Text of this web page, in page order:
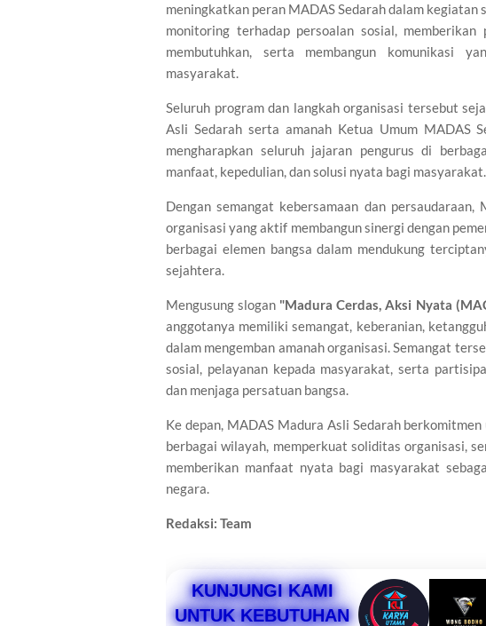
meningkatkan peran MADAS Sedarah dalam
monitoring terhadap persoalan sosial, memberikan
membutuhkan, serta membangun komunikasi
masyarakat.
Seluruh program dan langkah organisasi tersebut
Asli Sedarah serta amanah Ketua Umum MADAS
mengharapkan seluruh jajaran pengurus di
manfaat, kepedulian, dan solusi nyata bagi masyarakat.
Dengan semangat kebersamaan dan
organisasi yang aktif membangun sinergi dengan
berbagai elemen bangsa dalam mendukung
sejahtera.
Mengusung slogan "Madura Cerdas, Aksi Nyata
anggotanya memiliki semangat, keberanian,
dalam mengemban amanah organisasi. Semangat
sosial, pelayanan kepada masyarakat, serta
dan menjaga persatuan bangsa.
Ke depan, MADAS Madura Asli Sedarah
berbagai wilayah, memperkuat soliditas organisasi,
memberikan manfaat nyata bagi masyarakat
negara.
Redaksi: Team
KUNJUNGI KAMI
UNTUK KEBUTUHAN